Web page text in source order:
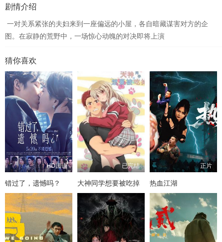
剧情介绍
一对关系紧张的夫妇来到一座偏远的小屋，各自暗藏谋害对方的企
图。在寂静的荒野中，一场惊心动魄的对决即将上演
猜你喜欢
HD国语
错过了，遗憾吗？
已完结
大神同学想要被吃掉
正片
热血江湖